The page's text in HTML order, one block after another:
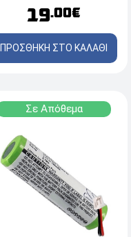
19.00€
ΠΡΟΣΘΗΚΗ ΣΤΟ ΚΑΛΑΘΙ
Σε Απόθεμα